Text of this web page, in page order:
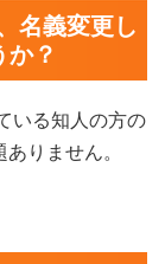
名義変更し
か？
いる知人の方の
りません。